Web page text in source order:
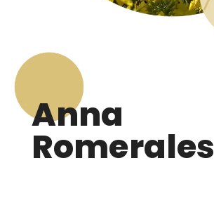
Anna
Romerales